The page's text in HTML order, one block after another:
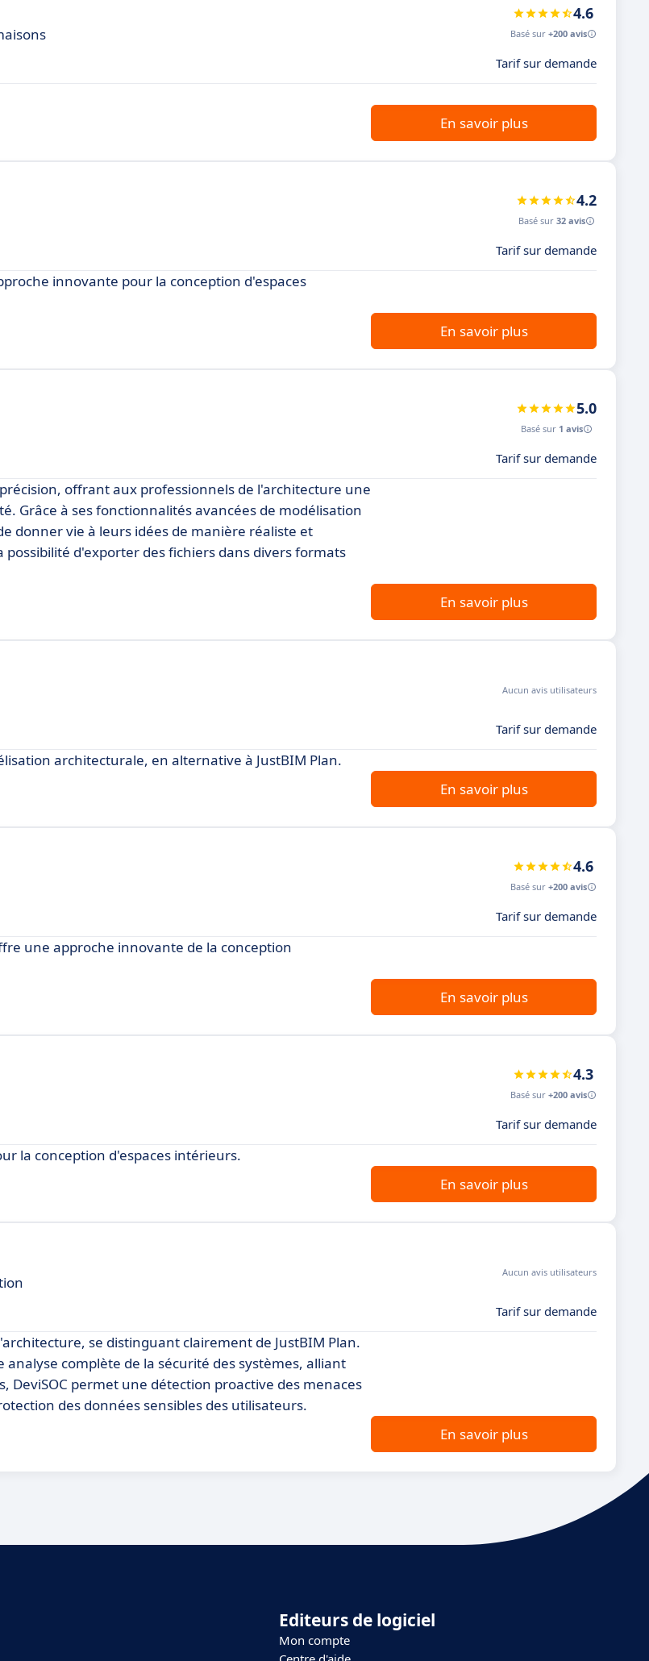
4.6
Basé sur +200 avis
Tarif sur demande
En savoir plus
4.2
Basé sur 32 avis
Tarif sur demande
innovante pour la conception d'espaces
En savoir plus
5.0
Basé sur 1 avis
Tarif sur demande
offrant aux professionnels de l'architecture une
Grâce à ses fonctionnalités avancées de modélisation
donner vie à leurs idées de manière réaliste et
d'exporter des fichiers dans divers formats
En savoir plus
Aucun avis utilisateurs
Tarif sur demande
architecturale, en alternative à JustBIM Plan.
En savoir plus
4.6
Basé sur +200 avis
Tarif sur demande
une approche innovante de la conception
En savoir plus
4.3
Basé sur +200 avis
Tarif sur demande
la conception d'espaces intérieurs.
En savoir plus
Aucun avis utilisateurs
Tarif sur demande
se distinguant clairement de JustBIM Plan.
complète de la sécurité des systèmes, alliant
DeviSOC permet une détection proactive des menaces
des données sensibles des utilisateurs.
En savoir plus
Editeurs de logiciel
Mon compte